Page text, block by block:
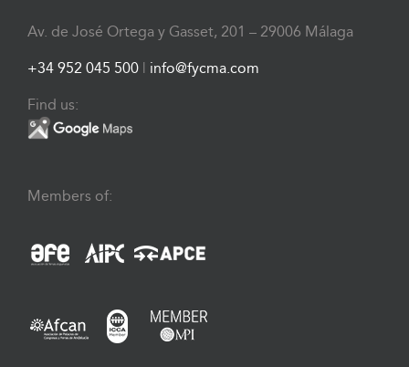
Av. de José Ortega y Gasset, 201 – 29006 Málaga
+34 952 045 500 | info@fycma.com
Find us:
Members of: